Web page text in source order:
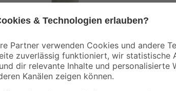
Stutzen 15 x 10 cm
21,99
cm